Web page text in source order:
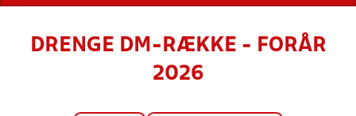
DRENGE DM-RÆKKE - FORÅR
2026